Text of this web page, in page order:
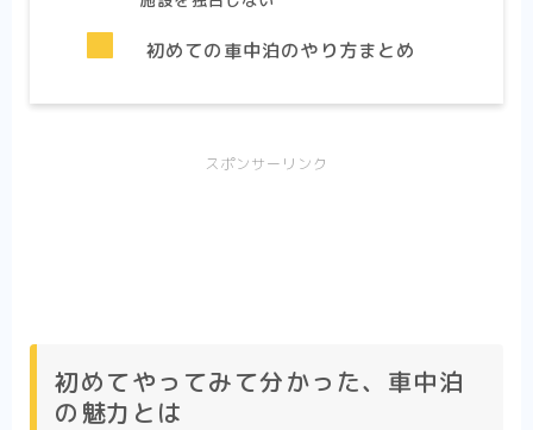
初めての車中泊のやり方まとめ
スポンサーリンク
初めてやってみて分かった、車中泊
の魅力とは